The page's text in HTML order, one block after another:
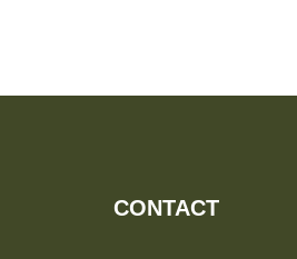
CONTACT